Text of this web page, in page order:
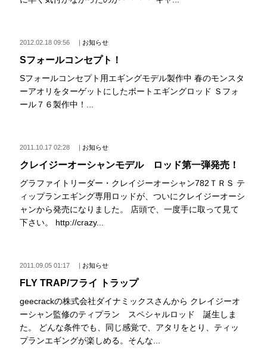
2012.02.18 09:56 | お知らせ
Sフォールコンセプト！
Sフォールコンセプト用エギングモデル製作中 春のモンスタ
ーアオリをターゲットにしたボートエギングロッド Ｓフォ
ール７６製作中！...
2011.10.17 02:28 | お知らせ
クレイジーオーシャンモデル ロッド第一弾発売！
グラファイトリーダー・クレイジーオーシャン782ＴＲＳ テ
ィップランエギング専用ロッドが、ついにクレイジーオーシ
ャンから発売になりました。 店頭で、一度手に取って見て
下さい。 http://crazy...
2011.09.05 01:17 | お知らせ
FLY TRAP/フライ トラップ
geecrackの株式会社ダイナミックスさんから クレイジーオ
ーシャン監修のティプラン スペシャルロッド 誕生しま
た。 どんな条件でも、同じ感覚で、アタリをとり、ティッ
プランエギングが楽しめる。そんな...